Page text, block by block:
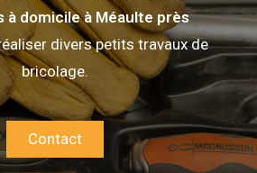
à domicile à Méaulte près
divers petits travaux de
bricolage.
Contact